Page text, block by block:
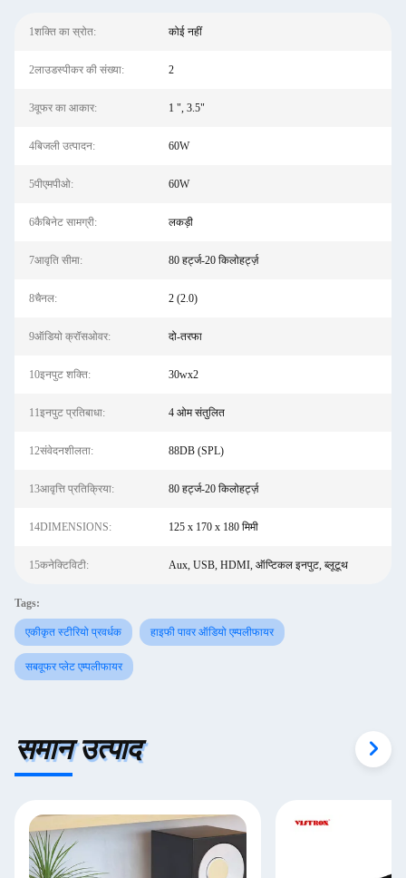
1शक्ति का स्रोत: कोई नहीं
2लाउडस्पीकर की संख्या: 2
3वूफर का आकार: 1 ", 3.5"
4बिजली उत्पादन: 60W
5पीएमपीओ: 60W
6कैबिनेट सामग्री: लकड़ी
7आवृति सीमा: 80 हर्ट्ज-20 किलोहर्ट्ज़
8चैनल: 2 (2.0)
9ऑडियो क्रॉसओवर: दो-तरफा
10इनपुट शक्ति: 30wx2
11इनपुट प्रतिबाधा: 4 ओम संतुलित
12संवेदनशीलता: 88DB (SPL)
13आवृत्ति प्रतिक्रिया: 80 हर्ट्ज-20 किलोहर्ट्ज़
14DIMENSIONS: 125 x 170 x 180 मिमी
15कनेक्टिविटी: Aux, USB, HDMI, ऑप्टिकल इनपुट, ब्लूटूथ
Tags:
एकीकृत स्टीरियो प्रवर्धक हाइफी पावर ऑडियो एम्पलीफायर
सबवूफर प्लेट एम्पलीफायर
समान उत्पाद